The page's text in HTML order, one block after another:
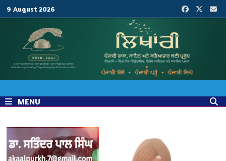
9 August 2026
MENU